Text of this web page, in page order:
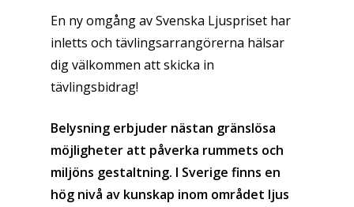
En ny omgång av Svenska Ljuspriset har
inletts och tävlingsarrangörerna hälsar
dig välkommen att skicka in
tävlingsbidrag!
Belysning erbjuder nästan gränslösa
möjligheter att påverka rummets och
miljöns gestaltning. I Sverige finns en
hög nivå av kunskap inom området ljus